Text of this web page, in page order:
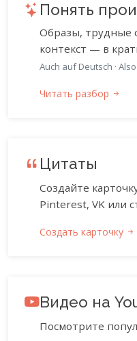
Понять
Образы, трудные
контекст — в
Auch auf Deutsch ·
Читать разбор
Цитаты
Создайте
Pinterest, VK или
Создать карточку
Видео на
Посмотрите